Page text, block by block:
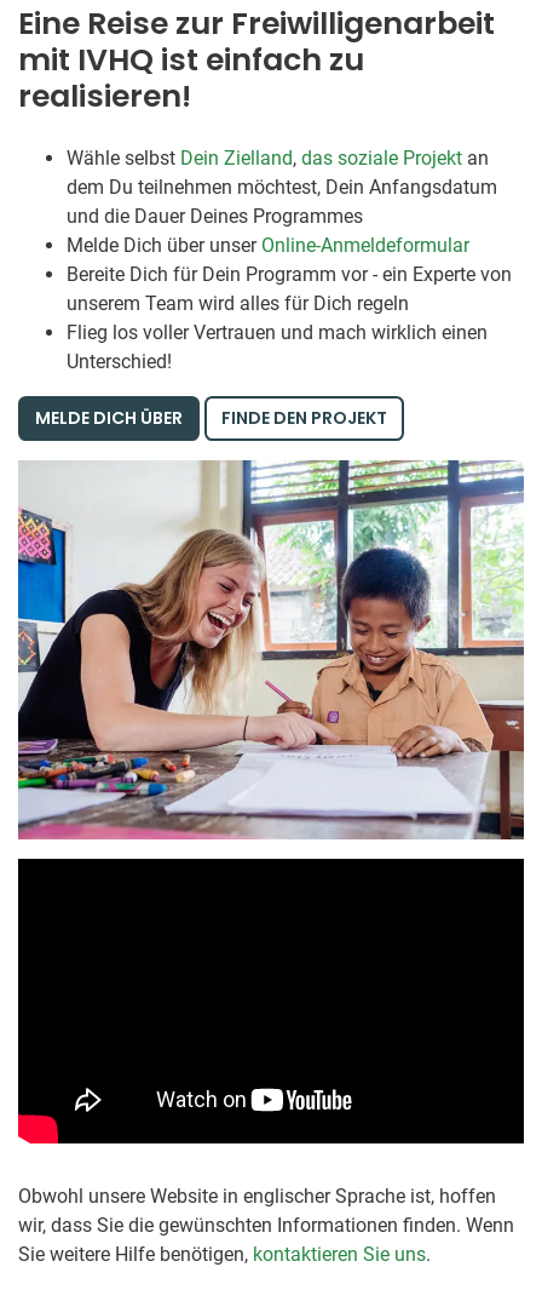
Eine Reise zur Freiwilligenarbeit
mit IVHQ ist einfach zu
realisieren!
Wähle selbst Dein Zielland, das soziale Projekt an
dem Du teilnehmen möchtest, Dein Anfangsdatum
und die Dauer Deines Programmes
Melde Dich über unser Online-Anmeldeformular
Bereite Dich für Dein Programm vor - ein Experte von
unserem Team wird alles für Dich regeln
Flieg los voller Vertrauen und mach wirklich einen
Unterschied!
MELDE DICH ÜBER FINDE DEN PROJEKT
Obwohl unsere Website in englischer Sprache ist, hoffen
wir, dass Sie die gewünschten Informationen finden. Wenn
Sie weitere Hilfe benötigen, kontaktieren Sie uns.